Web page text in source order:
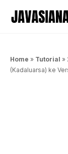
Home » Tutorial »
(Kadaluarsa) ke